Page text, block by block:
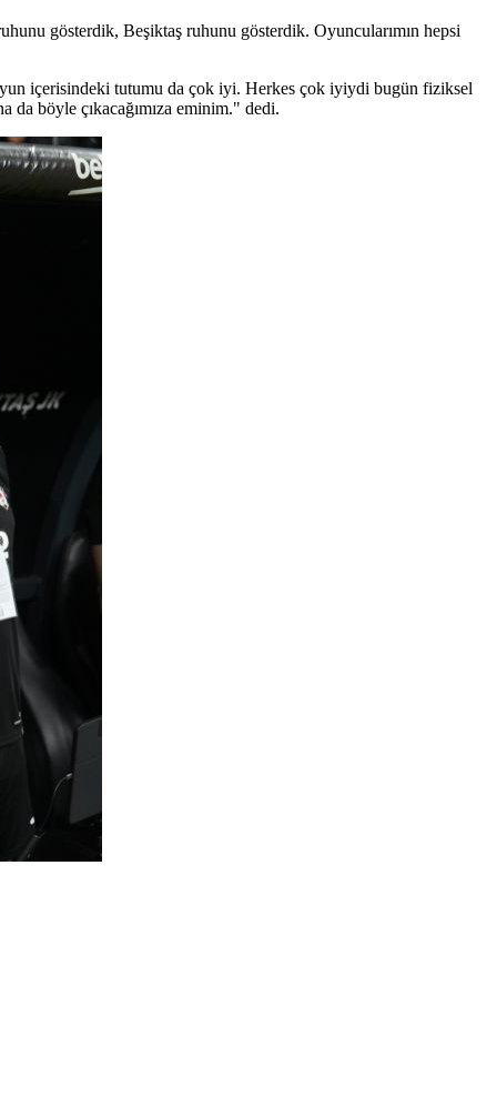
gösterdik, Beşiktaş ruhunu gösterdik. Oyuncularımın hepsi
içerisindeki tutumu da çok iyi. Herkes çok iyiydi bugün fiziksel
böyle çıkacağımıza eminim." dedi.